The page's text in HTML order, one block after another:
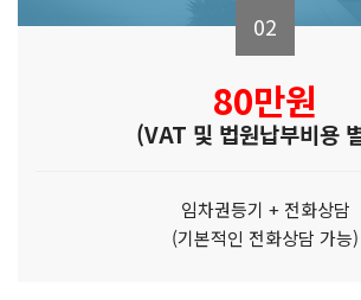
02
80만원
(VAT 및 법원납부비용
임차권등기 + 전화상담
(기본적인 전화상담 가능)